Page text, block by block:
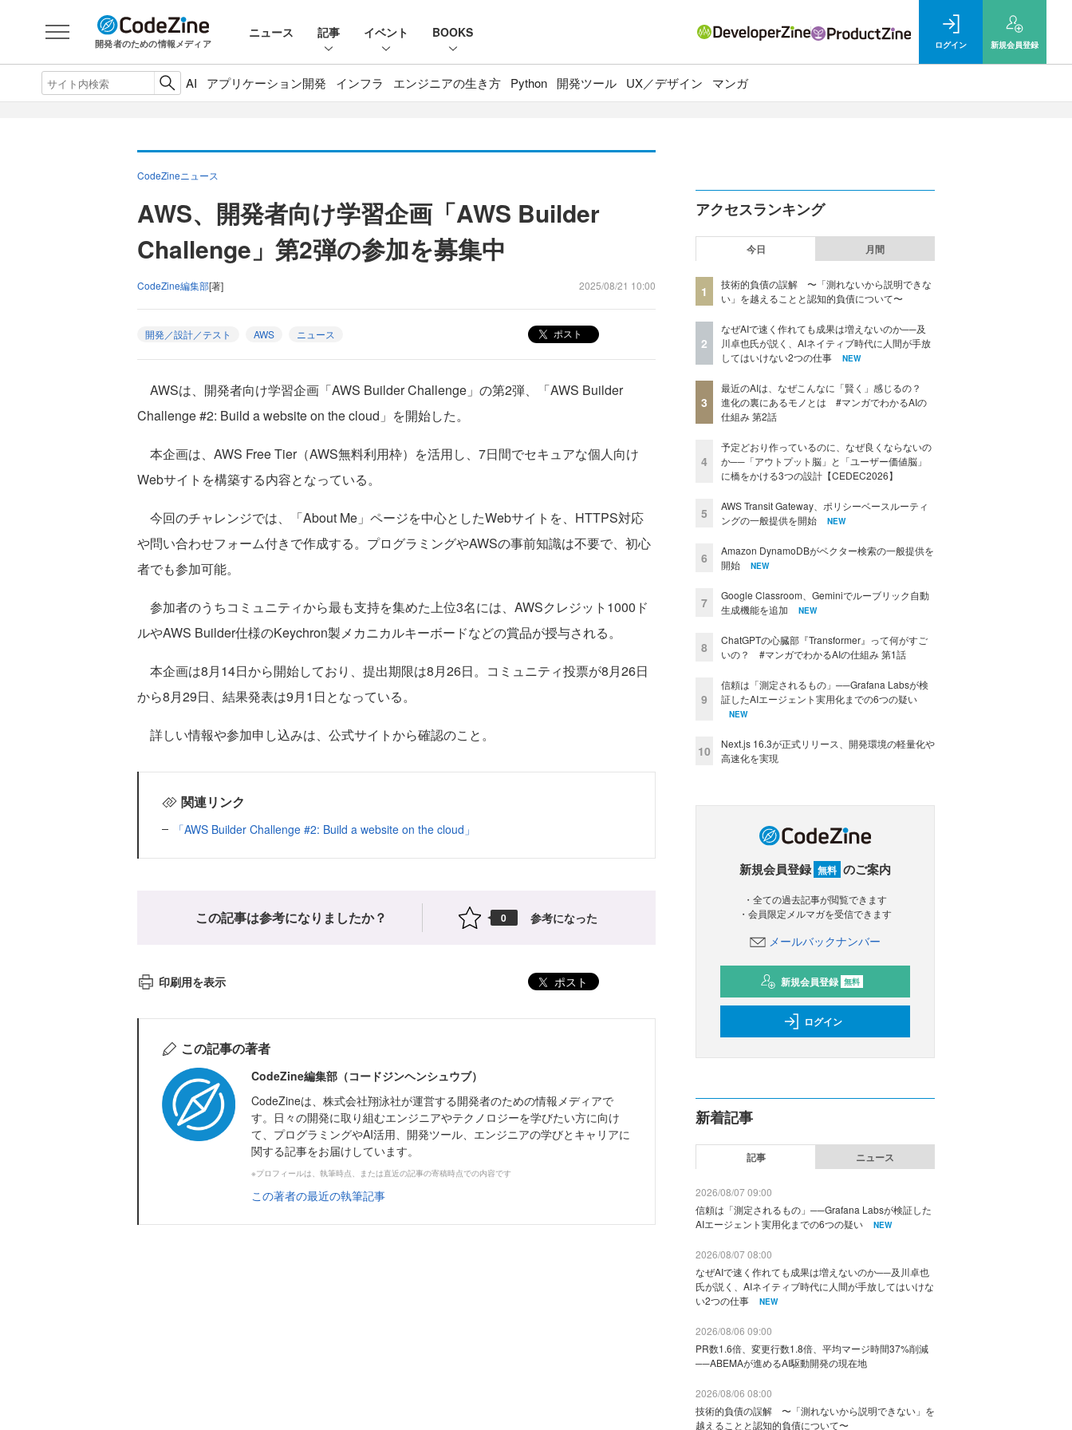
開発者のための情報メディア
ニュース 記事 イベント BOOKS
ログイン 新規会員登録
AI アプリケーション開発 インフラ エンジニアの生き方 Python 開発ツール UX／デザイン マンガ
CodeZineニュース
AWS、開発者向け学習企画「AWS Builder
Challenge」第2弾の参加を募集中
CodeZine編集部[著] 2025/08/21 10:00
開発／設計／テスト AWS ニュース ポスト
AWSは、開発者向け学習企画「AWS Builder Challenge」の第2弾、「AWS Builder
Challenge #2: Build a website on the cloud」を開始した。
本企画は、AWS Free Tier（AWS無料利用枠）を活用し、7日間でセキュアな個人向け
Webサイトを構築する内容となっている。
今回のチャレンジでは、「About Me」ページを中心としたWebサイトを、HTTPS対応
や問い合わせフォーム付きで作成する。プログラミングやAWSの事前知識は不要で、初心
者でも参加可能。
参加者のうちコミュニティから最も支持を集めた上位3名には、AWSクレジット1000ド
ルやAWS Builder仕様のKeychron製メカニカルキーボードなどの賞品が授与される。
本企画は8月14日から開始しており、提出期限は8月26日。コミュニティ投票が8月26日
から8月29日、結果発表は9月1日となっている。
詳しい情報や参加申し込みは、公式サイトから確認のこと。
関連リンク
「AWS Builder Challenge #2: Build a website on the cloud」
この記事は参考になりましたか？ 0 参考になった
印刷用を表示 ポスト
この記事の著者
CodeZine編集部（コードジンヘンシュウブ）
CodeZineは、株式会社翔泳社が運営する開発者のための情報メディアで
す。日々の開発に取り組むエンジニアやテクノロジーを学びたい方に向け
て、プログラミングやAI活用、開発ツール、エンジニアの学びとキャリアに
関する記事をお届けしています。
※プロフィールは、執筆時点、または直近の記事の寄稿時点での内容です
この著者の最近の執筆記事
アクセスランキング
今日 月間
1
技術的負債の誤解 〜「測れないから説明できな
い」を越えることと認知的負債について〜
2
なぜAIで速く作れても成果は増えないのか──及
川卓也氏が説く、AIネイティブ時代に人間が手放
してはいけない2つの仕事
NEW
3
最近のAIは、なぜこんなに「賢く」感じるの？
進化の裏にあるモノとは #マンガでわかるAIの
仕組み 第2話
4
予定どおり作っているのに、なぜ良くならないの
か──「アウトプット脳」と「ユーザー価値脳」
に橋をかける3つの設計【CEDEC2026】
5
AWS Transit Gateway、ポリシーベースルーティ
ングの一般提供を開始
NEW
6
Amazon DynamoDBがベクター検索の一般提供を
開始
NEW
7
Google Classroom、Geminiでルーブリック自動
生成機能を追加
NEW
8
ChatGPTの心臓部『Transformer』って何がすご
いの？ #マンガでわかるAIの仕組み 第1話
9
信頼は「測定されるもの」──Grafana Labsが検
証したAIエージェント実用化までの6つの疑い
NEW
10
Next.js 16.3が正式リリース、開発環境の軽量化や
高速化を実現
新規会員登録 無料 のご案内
・全ての過去記事が閲覧できます
・会員限定メルマガを受信できます
メールバックナンバー
新規会員登録 無料
ログイン
新着記事
記事 ニュース
2026/08/07 09:00
信頼は「測定されるもの」──Grafana Labsが検証した
AIエージェント実用化までの6つの疑い
NEW
2026/08/07 08:00
なぜAIで速く作れても成果は増えないのか──及川卓也
氏が説く、AIネイティブ時代に人間が手放してはいけな
い2つの仕事
NEW
2026/08/06 09:00
PR数1.6倍、変更行数1.8倍、平均マージ時間37%削減
──ABEMAが進めるAI駆動開発の現在地
2026/08/06 08:00
技術的負債の誤解 〜「測れないから説明できない」を
越えることと認知的負債について〜